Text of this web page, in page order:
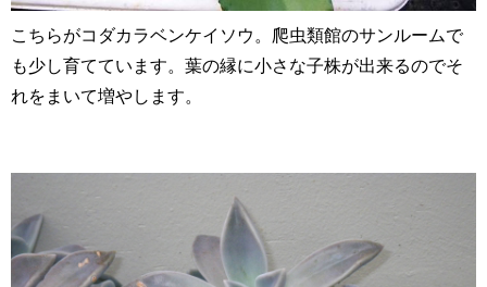
こちらがコダカラベンケイソウ。爬虫類館のサンルームで
も少し育てています。葉の縁に小さな子株が出来るのでそ
れをまいて増やします。